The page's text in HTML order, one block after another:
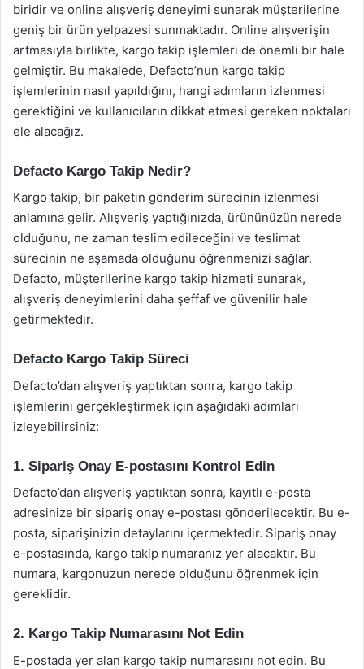
biridir ve online alışveriş deneyimi sunarak müşterilerine
geniş bir ürün yelpazesi sunmaktadır. Online alışverişin
artmasıyla birlikte, kargo takip işlemleri de önemli bir hale
gelmiştir. Bu makalede, Defacto’nun kargo takip
işlemlerinin nasıl yapıldığını, hangi adımların izlenmesi
gerektiğini ve kullanıcıların dikkat etmesi gereken noktaları
ele alacağız.
Defacto Kargo Takip Nedir?
Kargo takip, bir paketin gönderim sürecinin izlenmesi
anlamına gelir. Alışveriş yaptığınızda, ürününüzün nerede
olduğunu, ne zaman teslim edileceğini ve teslimat
sürecinin ne aşamada olduğunu öğrenmenizi sağlar.
Defacto, müşterilerine kargo takip hizmeti sunarak,
alışveriş deneyimlerini daha şeffaf ve güvenilir hale
getirmektedir.
Defacto Kargo Takip Süreci
Defacto’dan alışveriş yaptıktan sonra, kargo takip
işlemlerini gerçekleştirmek için aşağıdaki adımları
izleyebilirsiniz:
1. Sipariş Onay E-postasını Kontrol Edin
Defacto’dan alışveriş yaptıktan sonra, kayıtlı e-posta
adresinize bir sipariş onay e-postası gönderilecektir. Bu e-
posta, siparişinizin detaylarını içermektedir. Sipariş onay
e-postasında, kargo takip numaranız yer alacaktır. Bu
numara, kargonuzun nerede olduğunu öğrenmek için
gereklidir.
2. Kargo Takip Numarasını Not Edin
E-postada yer alan kargo takip numarasını not edin. Bu